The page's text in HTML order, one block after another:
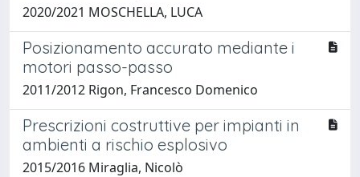
2020/2021 MOSCHELLA, LUCA
Posizionamento accurato mediante i
motori passo-passo
2011/2012 Rigon, Francesco Domenico
Prescrizioni costruttive per impianti in
ambienti a rischio esplosivo
2015/2016 Miraglia, Nicolò